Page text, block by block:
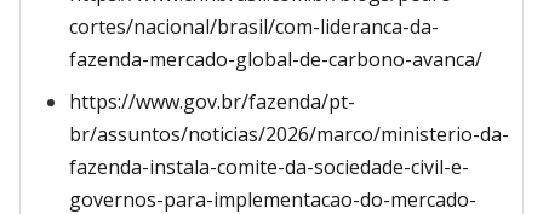
cortes/nacional/brasil/com-lideranca-da-
fazenda-mercado-global-de-carbono-avanca/
https://www.gov.br/fazenda/pt-
br/assuntos/noticias/2026/marco/ministerio-da-
fazenda-instala-comite-da-sociedade-civil-e-
governos-para-implementacao-do-mercado-